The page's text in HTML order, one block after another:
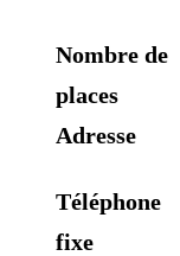
Nombre de
places
Adresse
Téléphone
fixe